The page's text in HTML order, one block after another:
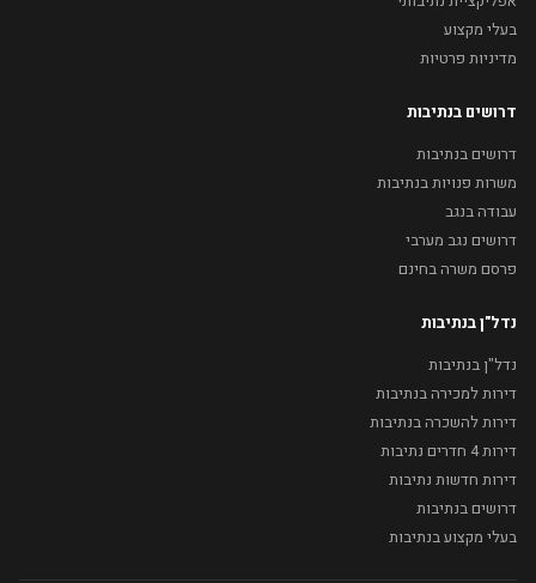
בעלי מקצוע
מדיניות פרטיות
דרושים בנתיבות
דרושים בנתיבות
משרות פנויות בנתיבות
עבודה בנגב
דרושים נגב מערבי
פרסם משרה בחינם
נדל"ן בנתיבות
נדל"ן בנתיבות
דירות למכירה בנתיבות
דירות להשכרה בנתיבות
דירות 4 חדרים נתיבות
דירות חדשות נתיבות
דרושים בנתיבות
בעלי מקצוע בנתיבות